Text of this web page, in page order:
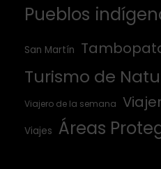
Pueblos
San Martín
Turismo de
Viajero de la semana
Viajes Áreas